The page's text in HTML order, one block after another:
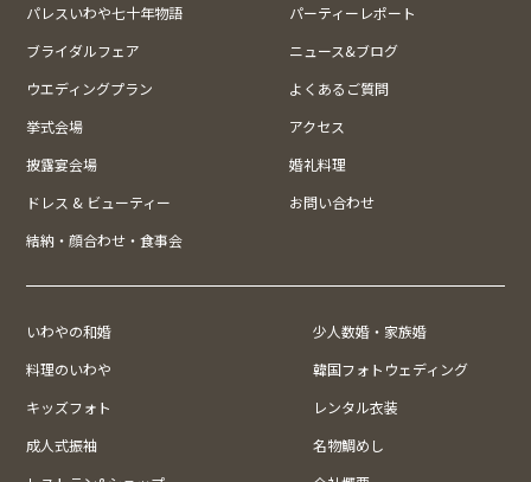
パレスいわや七十年物語
パーティーレポート
ブライダルフェア
ニュース&ブログ
ウエディングプラン
よくあるご質問
挙式会場
アクセス
披露宴会場
婚礼料理
ドレス & ビューティー
お問い合わせ
結納・顔合わせ・食事会
いわやの和婚
少人数婚・家族婚
料理のいわや
韓国フォトウェディング
キッズフォト
レンタル衣装
成人式振袖
名物鯛めし